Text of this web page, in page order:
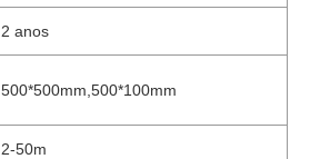
2 anos
500*500mm,500*100mm
2-50m